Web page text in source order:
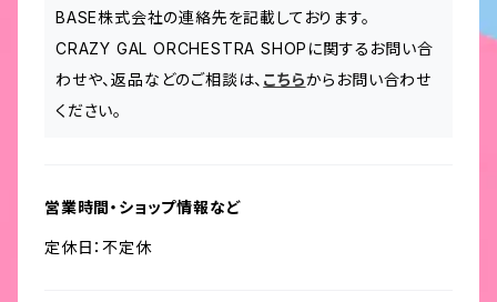
BASE株式会社の連絡先を記載しております。
CRAZY GAL ORCHESTRA SHOPに関するお問い合
わせや、返品などのご相談は、 こちらからお問い合わせ
ください。
営業時間・ショップ情報など
定休日：不定休